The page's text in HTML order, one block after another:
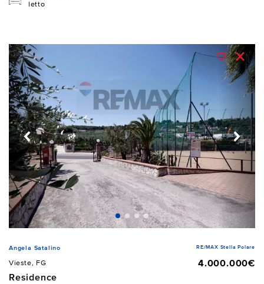
letto
Angela Satalino RE/MAX Stella Polare
Vieste, FG
4.000.000€
Residence